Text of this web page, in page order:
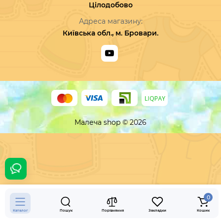
Каталог Пошук Порівняння Закладки
0
Кошик
640 грн. Купити
Цілодобово
Адреса магазину:
Київська обл., м. Бровари.
Малеча shop © 2026